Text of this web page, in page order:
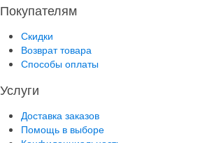
Покупателям
Скидки
Возврат товара
Способы оплаты
Услуги
Доставка заказов
Помощь в выборе